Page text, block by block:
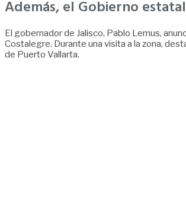
Además, el Gobierno
El gobernador de Jalisco, Pablo Lemus,
Costalegre. Durante una visita a la zona,
de Puerto Vallarta.